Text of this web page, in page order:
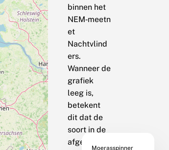
binnen het
NEM‑meetn
et
Nachtvlind
ers.
Wanneer de
grafiek
leeg is,
betekent
dit dat de
soort in de
afgelopen
Moerasspinner